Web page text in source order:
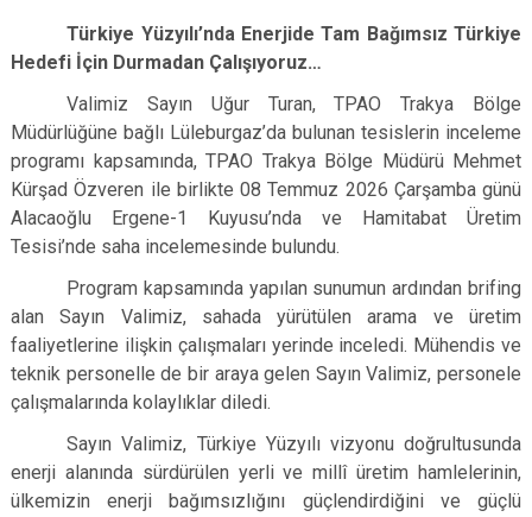
Türkiye Yüzyılı’nda Enerjide Tam Bağımsız Türkiye
Hedefi İçin Durmadan Çalışıyoruz…
Valimiz Sayın Uğur Turan, TPAO Trakya Bölge
Müdürlüğüne bağlı Lüleburgaz’da bulunan tesislerin inceleme
programı kapsamında, TPAO Trakya Bölge Müdürü Mehmet
Kürşad Özveren ile birlikte 08 Temmuz 2026 Çarşamba günü
Alacaoğlu Ergene-1 Kuyusu’nda ve Hamitabat Üretim
Tesisi’nde saha incelemesinde bulundu.
Program kapsamında yapılan sunumun ardından brifing
alan Sayın Valimiz, sahada yürütülen arama ve üretim
faaliyetlerine ilişkin çalışmaları yerinde inceledi. Mühendis ve
teknik personelle de bir araya gelen Sayın Valimiz, personele
çalışmalarında kolaylıklar diledi.
Sayın Valimiz, Türkiye Yüzyılı vizyonu doğrultusunda
enerji alanında sürdürülen yerli ve millî üretim hamlelerinin,
ülkemizin enerji bağımsızlığını güçlendirdiğini ve güçlü